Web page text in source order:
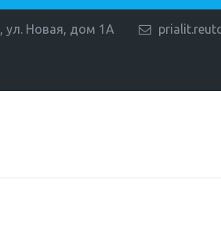
, ул. Новая, дом 1А